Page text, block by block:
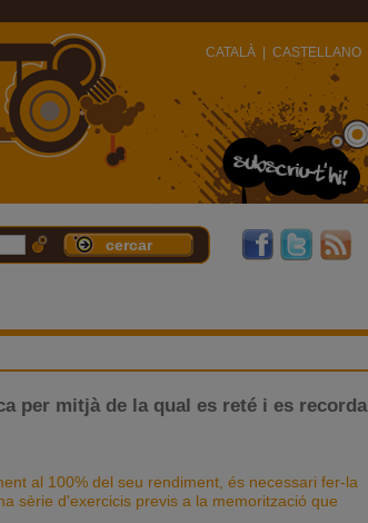
CATALÀ CASTELLANO
per mitjà de la qual es reté i es recorda
al 100% del seu rendiment, és necessari fer-la
sèrie d'exercicis previs a la memorització que